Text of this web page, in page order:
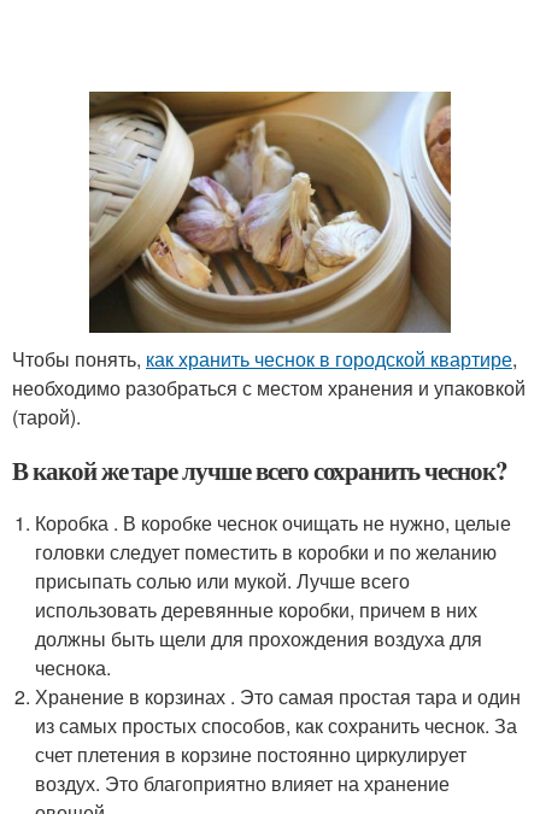
Чтобы понять, как хранить чеснок в городской квартире,
необходимо разобраться с местом хранения и упаковкой
(тарой).
В какой же таре лучше всего сохранить чеснок?
Коробка . В коробке чеснок очищать не нужно, целые
головки следует поместить в коробки и по желанию
присыпать солью или мукой. Лучше всего
использовать деревянные коробки, причем в них
должны быть щели для прохождения воздуха для
чеснока.
Хранение в корзинах . Это самая простая тара и один
из самых простых способов, как сохранить чеснок. За
счет плетения в корзине постоянно циркулирует
воздух. Это благоприятно влияет на хранение